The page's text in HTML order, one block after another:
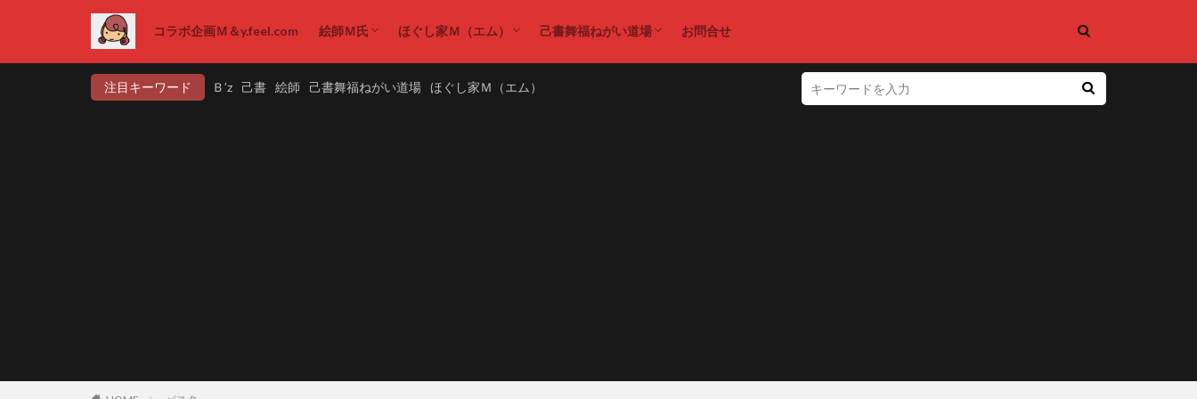
コラボ企画Ｍ＆y.feel.com 絵師Ｍ氏
絵画販売
ほぐし家Ｍ（エム）
ダイエット
ほぐし家Ｍ（エム）
己書舞福ねがい道場
己書
己書舞福ねがい道場
お問合せ
注目キーワード Ｂ’z 己書 絵師 己書舞福ねがい道場 ほぐし家Ｍ（エム）